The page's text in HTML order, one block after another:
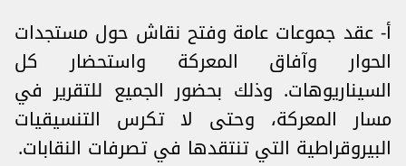
أ‌- عقد جموعات عامة وفتح نقاش حول مستجدات
الحوار وآفاق المعركة واستحضار كل
السيناريوهات. وذلك بحضور الجميع للتقرير في
مسار المعركة، وحتى لا تكرس التنسيقيات
البيروقراطية التي تنتقدها في تصرفات النقابات.